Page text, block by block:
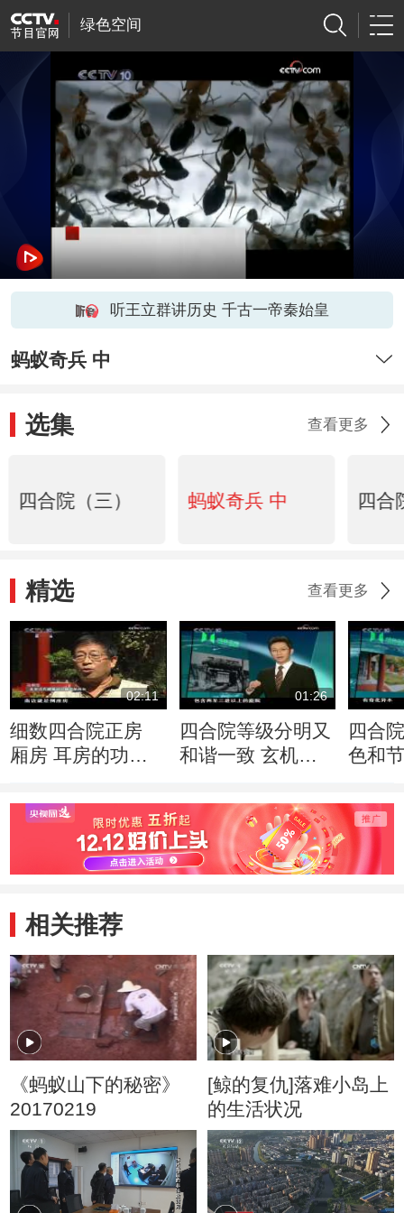
绿色空间
听王立群讲历史 千古一帝秦始皇
蚂蚁奇兵 中
选集 查看更多
四合院（三） 蚂蚁奇兵 中 四合
精选 查看更多
02:11
细数四合院正房
厢房 耳房的功能
01:26
四合院等级分明又
和谐一致 玄机何
四合
色和
相关推荐
《蚂蚁山下的秘密》
20170219
[鲸的复仇]落难小岛上
的生活状况